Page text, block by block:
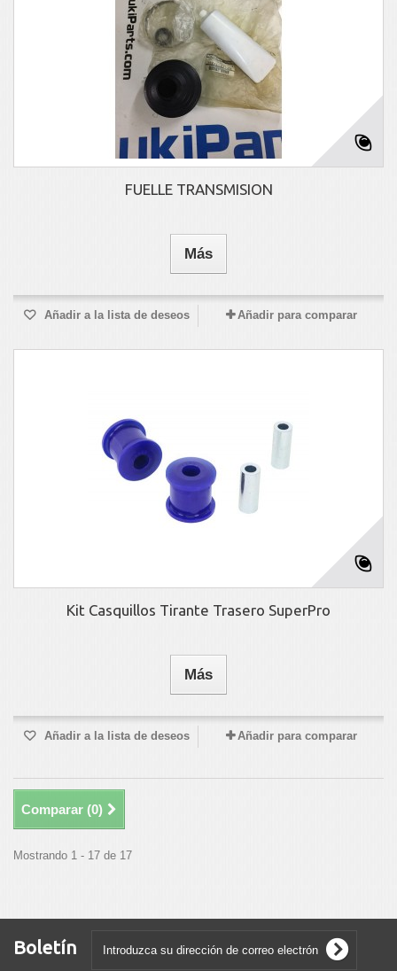
FUELLE TRANSMISION
Más
Añadir a la lista de deseos Añadir para comparar
Kit Casquillos Tirante Trasero SuperPro
Más
Añadir a la lista de deseos Añadir para comparar
Comparar (0)
Mostrando 1 - 17 de 17
Boletín